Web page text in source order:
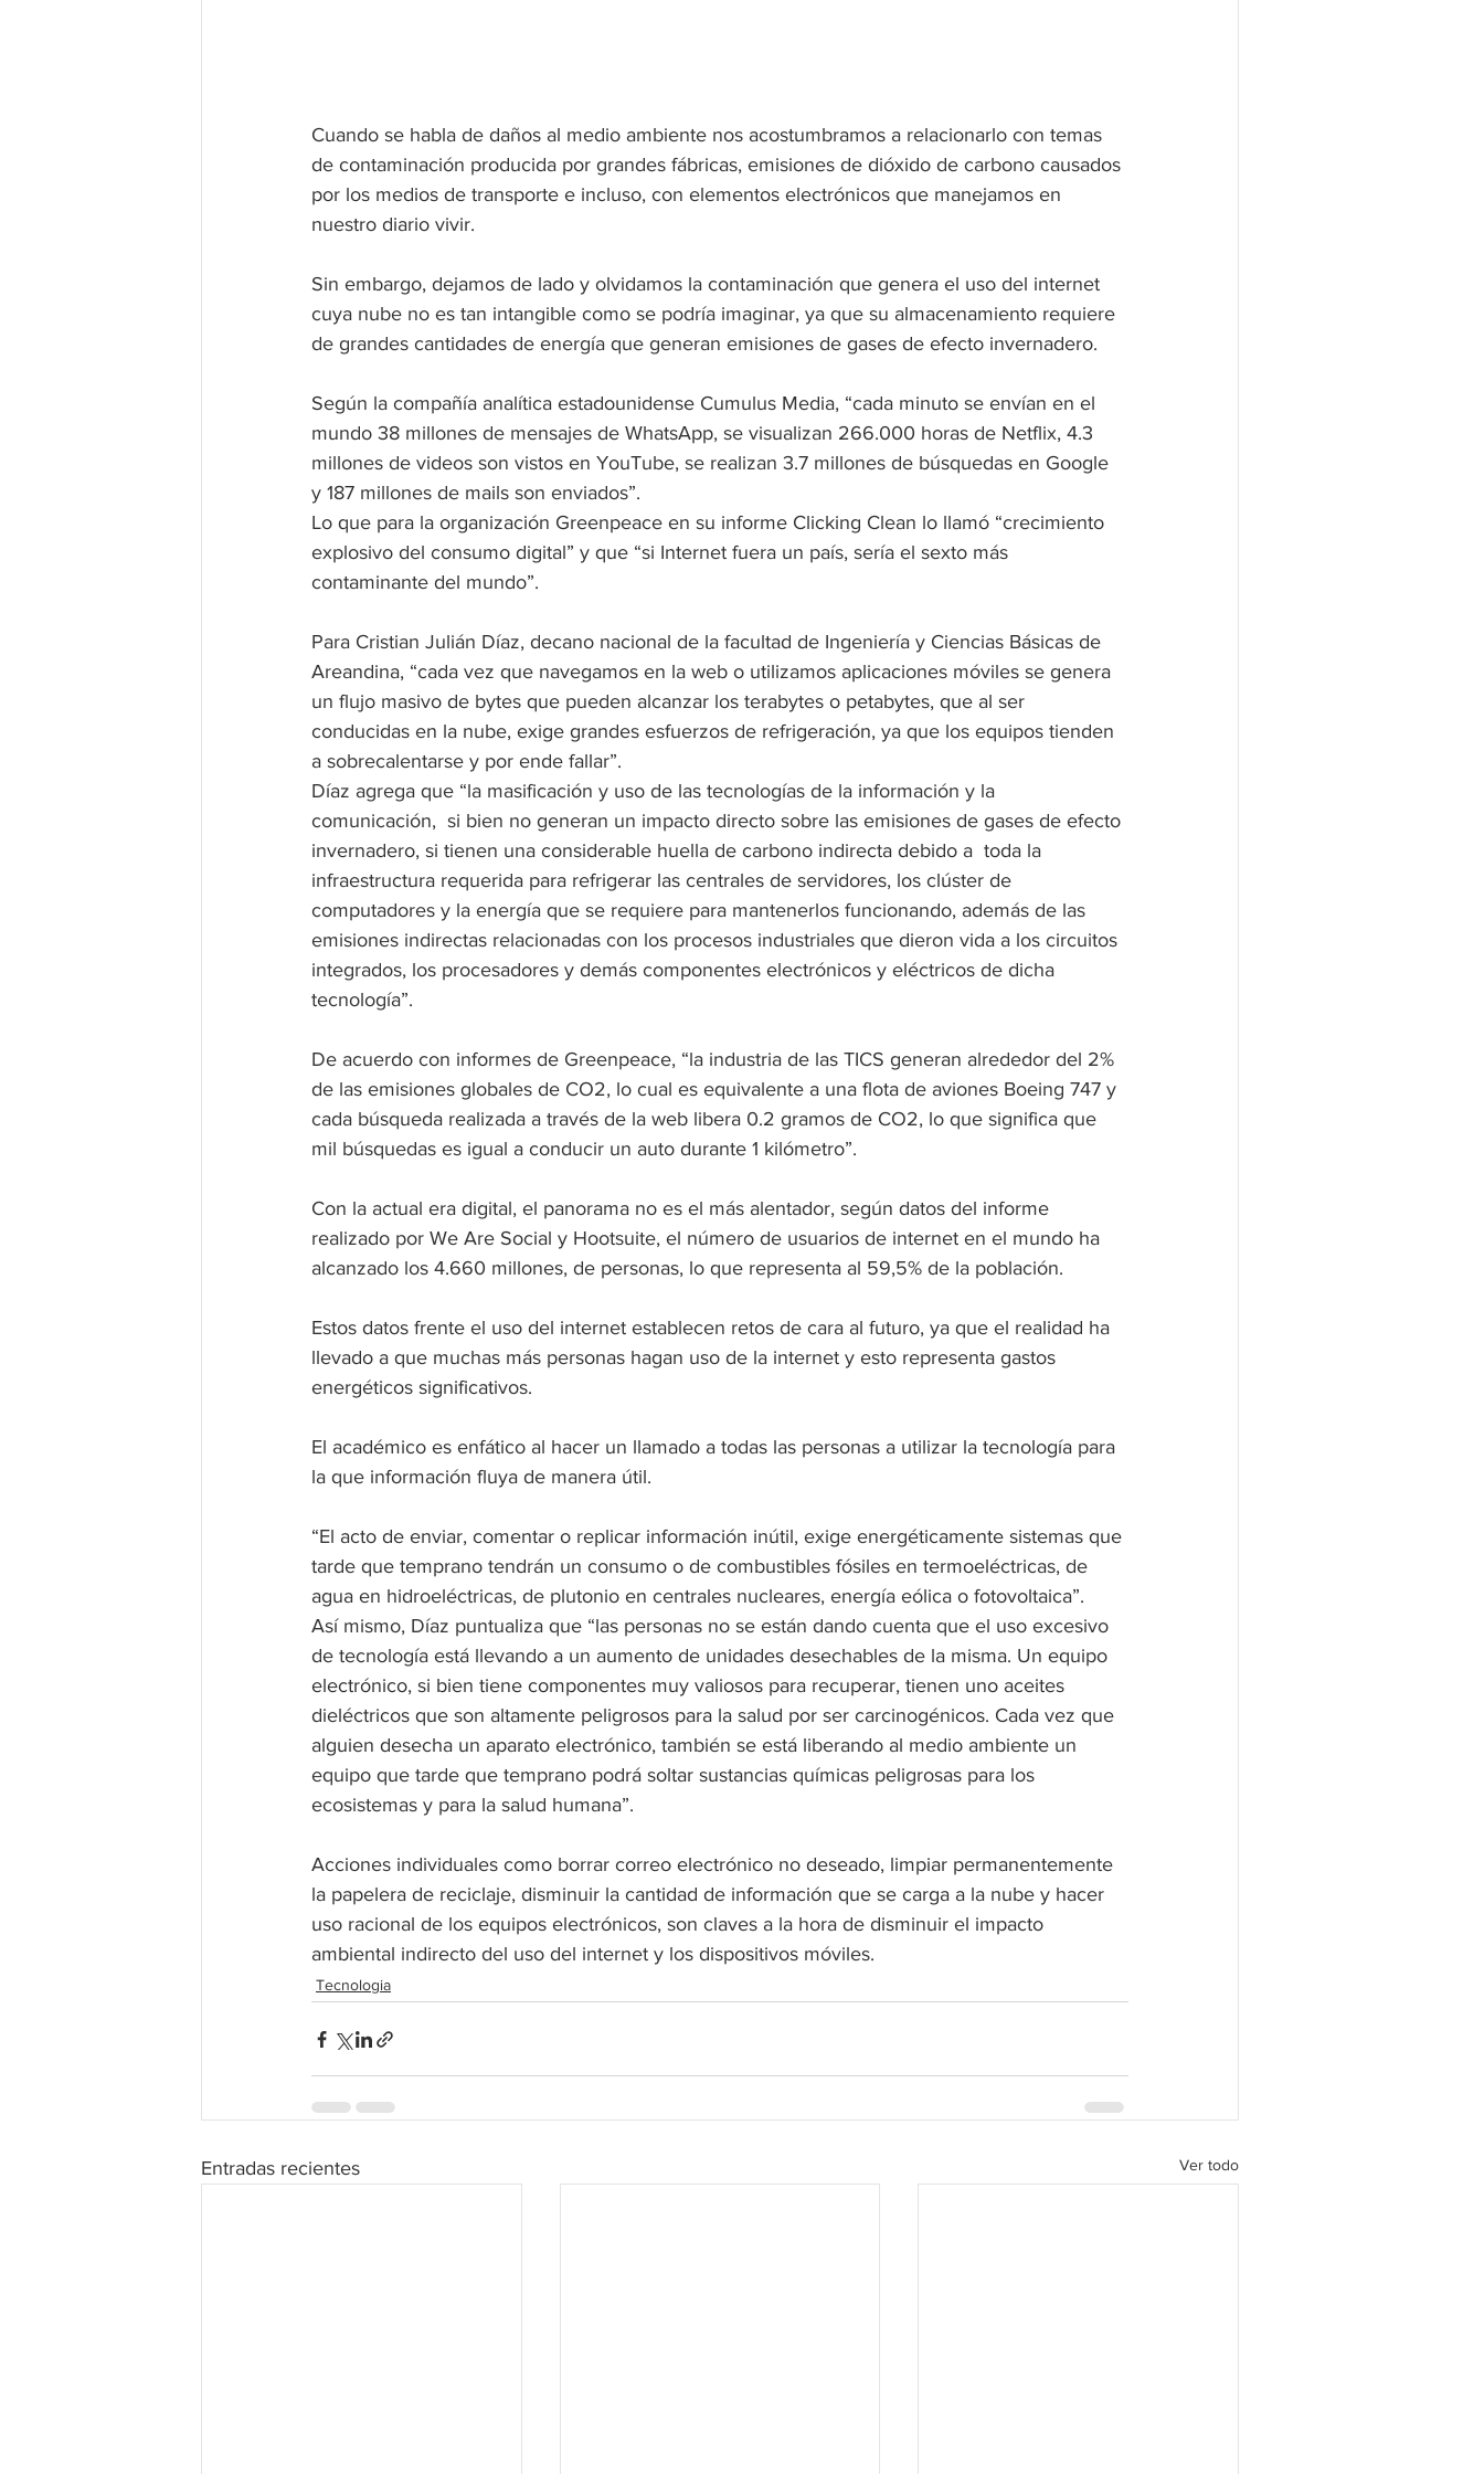
Cuando se habla de daños al medio ambiente nos acostumbramos a relacionarlo con temas
de contaminación producida por grandes fábricas, emisiones de dióxido de carbono causados
por los medios de transporte e incluso, con elementos electrónicos que manejamos en
nuestro diario vivir.
Sin embargo, dejamos de lado y olvidamos la contaminación que genera el uso del internet
cuya nube no es tan intangible como se podría imaginar, ya que su almacenamiento requiere
de grandes cantidades de energía que generan emisiones de gases de efecto invernadero.
Según la compañía analítica estadounidense Cumulus Media, “cada minuto se envían en el
mundo 38 millones de mensajes de WhatsApp, se visualizan 266.000 horas de Netflix, 4.3
millones de videos son vistos en YouTube, se realizan 3.7 millones de búsquedas en Google
y 187 millones de mails son enviados”.
Lo que para la organización Greenpeace en su informe Clicking Clean lo llamó “crecimiento
explosivo del consumo digital” y que “si Internet fuera un país, sería el sexto más
contaminante del mundo”.
Para Cristian Julián Díaz, decano nacional de la facultad de Ingeniería y Ciencias Básicas de
Areandina, “cada vez que navegamos en la web o utilizamos aplicaciones móviles se genera
un flujo masivo de bytes que pueden alcanzar los terabytes o petabytes, que al ser
conducidas en la nube, exige grandes esfuerzos de refrigeración, ya que los equipos tienden
a sobrecalentarse y por ende fallar”.
Díaz agrega que “la masificación y uso de las tecnologías de la información y la
comunicación,  si bien no generan un impacto directo sobre las emisiones de gases de efecto
invernadero, si tienen una considerable huella de carbono indirecta debido a  toda la
infraestructura requerida para refrigerar las centrales de servidores, los clúster de
computadores y la energía que se requiere para mantenerlos funcionando, además de las
emisiones indirectas relacionadas con los procesos industriales que dieron vida a los circuitos
integrados, los procesadores y demás componentes electrónicos y eléctricos de dicha
tecnología”.
De acuerdo con informes de Greenpeace, “la industria de las TICS generan alrededor del 2%
de las emisiones globales de CO2, lo cual es equivalente a una flota de aviones Boeing 747 y
cada búsqueda realizada a través de la web libera 0.2 gramos de CO2, lo que significa que
mil búsquedas es igual a conducir un auto durante 1 kilómetro”.
Con la actual era digital, el panorama no es el más alentador, según datos del informe
realizado por We Are Social y Hootsuite, el número de usuarios de internet en el mundo ha
alcanzado los 4.660 millones, de personas, lo que representa al 59,5% de la población.
Estos datos frente el uso del internet establecen retos de cara al futuro, ya que el realidad ha
llevado a que muchas más personas hagan uso de la internet y esto representa gastos
energéticos significativos.
El académico es enfático al hacer un llamado a todas las personas a utilizar la tecnología para
la que información fluya de manera útil.
“El acto de enviar, comentar o replicar información inútil, exige energéticamente sistemas que
tarde que temprano tendrán un consumo o de combustibles fósiles en termoeléctricas, de
agua en hidroeléctricas, de plutonio en centrales nucleares, energía eólica o fotovoltaica”.
Así mismo, Díaz puntualiza que “las personas no se están dando cuenta que el uso excesivo
de tecnología está llevando a un aumento de unidades desechables de la misma. Un equipo
electrónico, si bien tiene componentes muy valiosos para recuperar, tienen uno aceites
dieléctricos que son altamente peligrosos para la salud por ser carcinogénicos. Cada vez que
alguien desecha un aparato electrónico, también se está liberando al medio ambiente un
equipo que tarde que temprano podrá soltar sustancias químicas peligrosas para los
ecosistemas y para la salud humana”.
Acciones individuales como borrar correo electrónico no deseado, limpiar permanentemente
la papelera de reciclaje, disminuir la cantidad de información que se carga a la nube y hacer
uso racional de los equipos electrónicos, son claves a la hora de disminuir el impacto
ambiental indirecto del uso del internet y los dispositivos móviles.
Tecnologia
Entradas recientes Ver todo